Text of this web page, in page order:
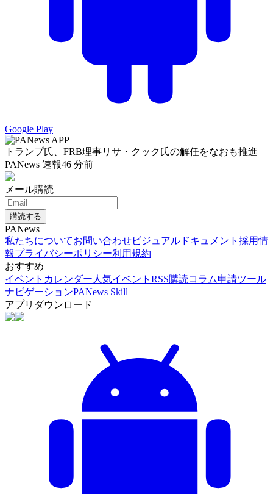
Google Play
トランプ氏、FRB理事リサ・クック氏の解任をなおも推進
PANews 速報46 分前
メール購読
購読する
PANews
私たちについてお問い合わせビジュアルドキュメント 採用情
報プライバシーポリシー利用規約
おすすめ
イベントカレンダー 人気イベント RSS購読コラム申請ツール
ナビゲーションPANews Skill
アプリダウンロード